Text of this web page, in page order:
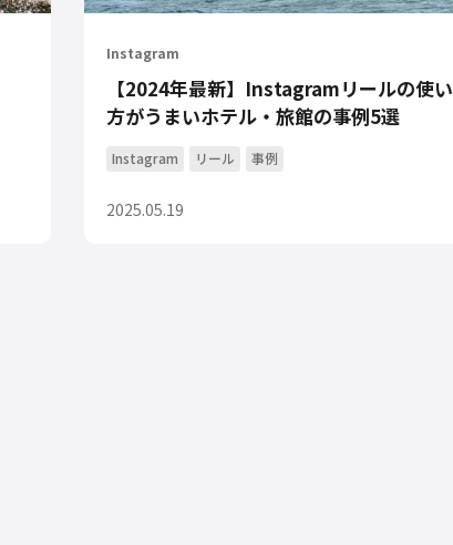
Instagram
【2024年最新】Instagramリールの使い
方がうまいホテル・旅館の事例5選
Instagram リール 事例
2025.05.19